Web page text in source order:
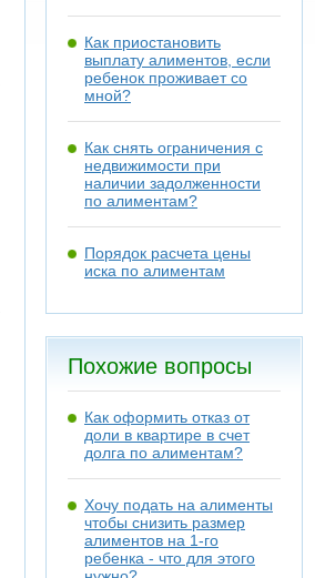
Как приостановить
выплату алиментов, если
ребенок проживает со
мной?
Как снять ограничения с
недвижимости при
наличии задолженности
по алиментам?
Порядок расчета цены
иска по алиментам
Похожие вопросы
Как оформить отказ от
доли в квартире в счет
долга по алиментам?
Хочу подать на алименты
чтобы снизить размер
алиментов на 1-го
ребенка - что для этого